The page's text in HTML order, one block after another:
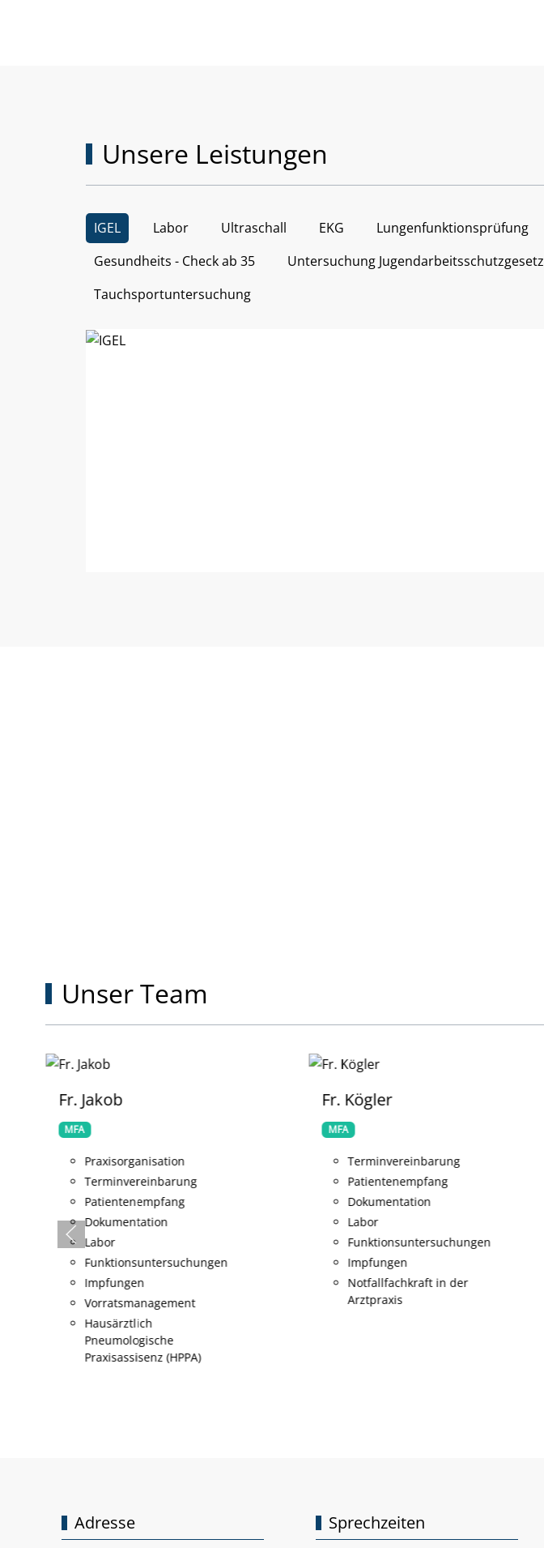
Unsere Leistungen
IGEL Labor Ultraschall EKG Lungenfunktionsprüfung
Gesundheits - Check ab 35
Untersuchung Jugendarbeitsschutzgesetz
Tauchsportuntersuchung
Unser Team
Fr. Jakob
MFA
Praxisorganisation
Terminvereinbarung
Patientenempfang
Dokumentation
Labor
Funktionsuntersuchungen
Impfungen
Vorratsmanagement
Hausärztlich
Pneumologische
Praxisassisenz (HPPA)
Fr. Kögler
MFA
Terminvereinbarung
Patientenempfang
Dokumentation
Labor
Funktionsuntersuchungen
Impfungen
Notfallfachkraft in der
Arztpraxis
Adresse Sprechzeiten